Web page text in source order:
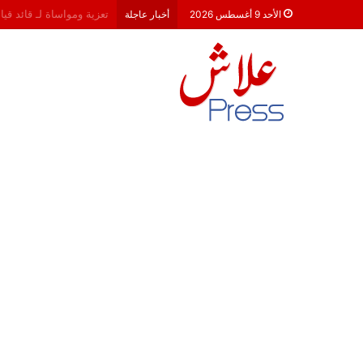
الأحد 9 أغسطس 2026 أخبار عاجلة هشام جناح: من تألق